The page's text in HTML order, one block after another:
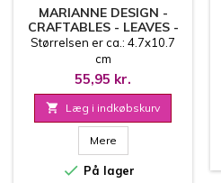
MARIANNE DESIGN -
CRAFTABLES - LEAVES -
CR1705
Størrelsen er ca.: 4.7x10.7
cm
55,95 kr.
 Læg i indkøbskurv
Mere
 På lager